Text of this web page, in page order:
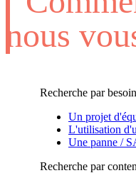
nous
Recherche par besoin
Un projet
L'utilisation
Une panne /
Recherche par